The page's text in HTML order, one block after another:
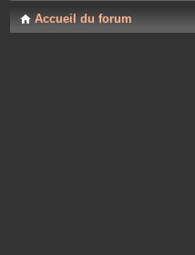
Accueil du forum